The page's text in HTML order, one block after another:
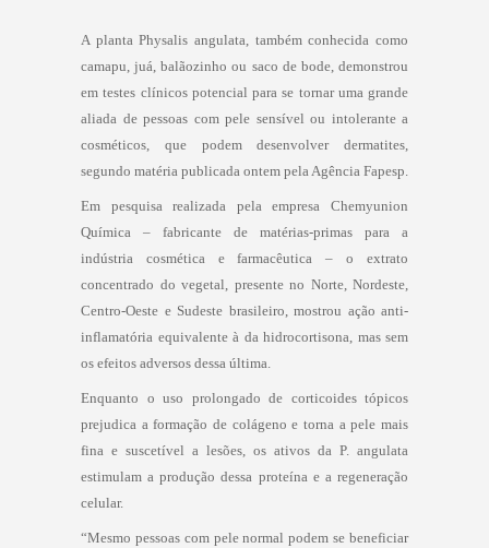
A planta Physalis angulata, também conhecida como
camapu, juá, balãozinho ou saco de bode, demonstrou
em testes clínicos potencial para se tornar uma grande
aliada de pessoas com pele sensível ou intolerante a
cosméticos, que podem desenvolver dermatites,
segundo matéria publicada ontem pela Agência Fapesp.
Em pesquisa realizada pela empresa Chemyunion
Química – fabricante de matérias-primas para a
indústria cosmética e farmacêutica – o extrato
concentrado do vegetal, presente no Norte, Nordeste,
Centro-Oeste e Sudeste brasileiro, mostrou ação anti-
inflamatória equivalente à da hidrocortisona, mas sem
os efeitos adversos dessa última.
Enquanto o uso prolongado de corticoides tópicos
prejudica a formação de colágeno e torna a pele mais
fina e suscetível a lesões, os ativos da P. angulata
estimulam a produção dessa proteína e a regeneração
celular.
“Mesmo pessoas com pele normal podem se beneficiar